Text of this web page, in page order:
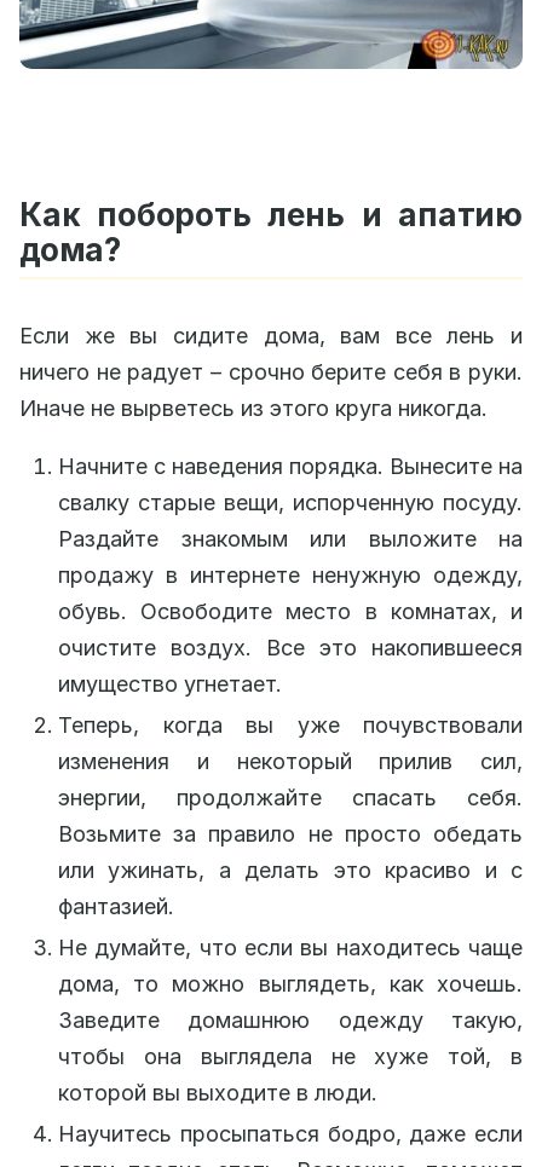
Как побороть лень и апатию
дома?
Если же вы сидите дома, вам все лень и
ничего не радует – срочно берите себя в руки.
Иначе не вырветесь из этого круга никогда.
Начните с наведения порядка. Вынесите на
свалку старые вещи, испорченную посуду.
Раздайте знакомым или выложите на
продажу в интернете ненужную одежду,
обувь. Освободите место в комнатах, и
очистите воздух. Все это накопившееся
имущество угнетает.
Теперь, когда вы уже почувствовали
изменения и некоторый прилив сил,
энергии, продолжайте спасать себя.
Возьмите за правило не просто обедать
или ужинать, а делать это красиво и с
фантазией.
Не думайте, что если вы находитесь чаще
дома, то можно выглядеть, как хочешь.
Заведите домашнюю одежду такую,
чтобы она выглядела не хуже той, в
которой вы выходите в люди.
Научитесь просыпаться бодро, даже если